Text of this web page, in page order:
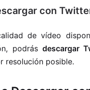
con
de vídeo
podrás descargar
resolución posible.